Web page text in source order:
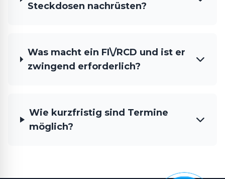
Steckdosen nachrüsten?
Was macht ein FI\/RCD und ist er
zwingend erforderlich?
Wie kurzfristig sind Termine
möglich?